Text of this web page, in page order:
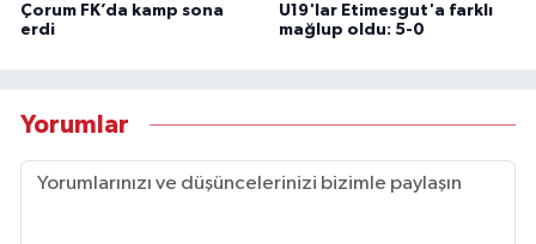
Çorum FK’da kamp sona
erdi
U19'lar Etimesgut'a farklı
mağlup oldu: 5-0
Yorumlar